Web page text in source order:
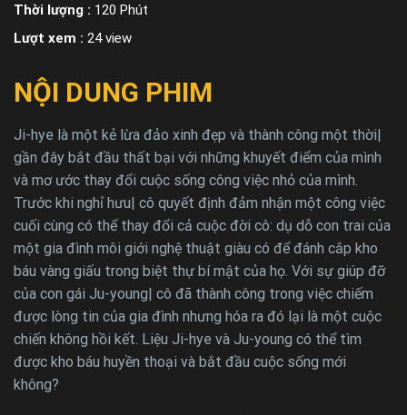
Thời lượng : 120 Phút
Lượt xem : 24 view
NỘI DUNG PHIM
Ji-hye là một kẻ lừa đảo xinh đẹp và thành công một thời|
gần đây bắt đầu thất bại với những khuyết điểm của mình
và mơ ước thay đổi cuộc sống công việc nhỏ của mình.
Trước khi nghỉ hưu| cô quyết định đảm nhận một công việc
cuối cùng có thể thay đổi cả cuộc đời cô: dụ dỗ con trai của
một gia đình môi giới nghệ thuật giàu có để đánh cắp kho
báu vàng giấu trong biệt thự bí mật của họ. Với sự giúp đỡ
của con gái Ju-young| cô đã thành công trong việc chiếm
được lòng tin của gia đình nhưng hóa ra đó lại là một cuộc
chiến không hồi kết. Liệu Ji-hye và Ju-young có thể tìm
được kho báu huyền thoại và bắt đầu cuộc sống mới
không?